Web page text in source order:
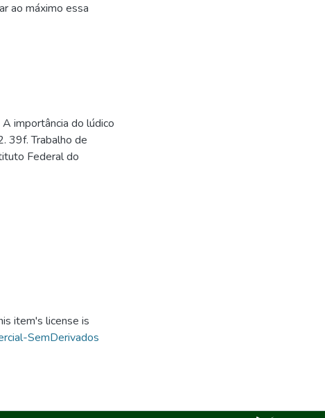
ao máximo essa
importância do lúdico
39f. Trabalho de
Federal do
item's license is
SemDerivados